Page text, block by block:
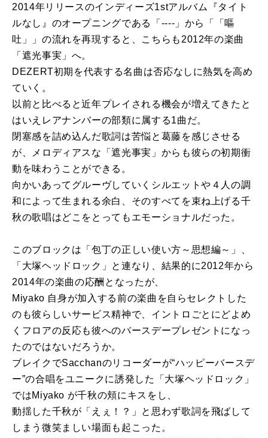
2014年リリースのインディーズ1stアルバム『タイト
ルなし』のオープニングである「----」から「「嘔
吐」」の流れを再現すると、こちらも2012年の楽曲
「遮光事実」へ。
DEZERT初期を代表する名曲は否応なしに熱気を高め
ていく。
以前と比べると近年プレイされる機会が増えてきたと
はいえレアナンバーの部類に属する1曲だ。
閉塞感を詰め込んだ歌詞は苦悩と葛藤を感じさせる
が、メロディアスな「遮光事実」からも彼らの初期衝
動を味わうことができる。
向かいあってグルーヴしていくシルエットや４人の調
和によって生まれる余白、そのすべてを束ね上げる千
秋の歌唱はどこをとってもエモーショナルだった。
このブロックは「包丁の正しい使い方～思想編～」、
「大塚ヘッドロック」と連なり、結果的に2012年から
2014年の楽曲の応酬となったが、
Miyako 自身が加入する前の楽曲を自らセレクトした
のも彼らしいサービス精神で、イントロごとにどよめ
くフロアの反応も彼へのバースデープレゼントになっ
たのではないだろうか。
ブレイクでSacchanのリコーダーが“ハッピーバースデ
ー”の合唱をユニークに誘発した「大塚ヘッドロック」
ではMiyako が千秋の頬にキスをし、
動揺した千秋が「えぇ！？」と思わず歌詞を飛ばして
しまう微笑ましい場面も起こった。